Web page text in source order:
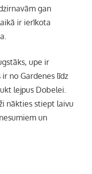
gan
ir ierīkota
upe ir
no Gardenes līdz
lejpus Dobelei.
nākties stiept laivu
un